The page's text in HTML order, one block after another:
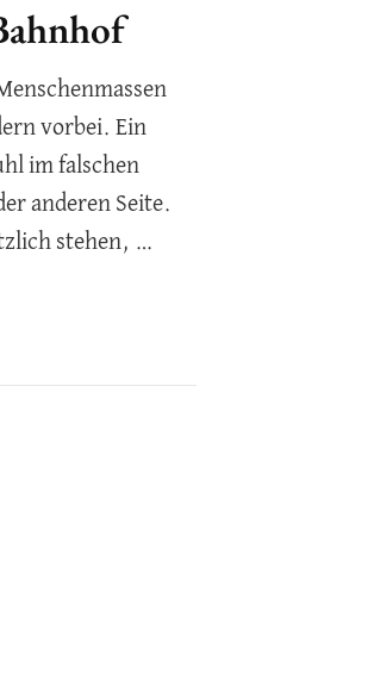
vorbei. Ein
im falschen
anderen Seite.
stehen, …